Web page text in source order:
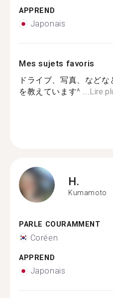
APPREND
Japonais
Mes sujets favoris
ドライブ、写真、など
を教えています^ ...Lire
H.
Kumamoto
PARLE COURAMMENT
Coréen
APPREND
Japonais